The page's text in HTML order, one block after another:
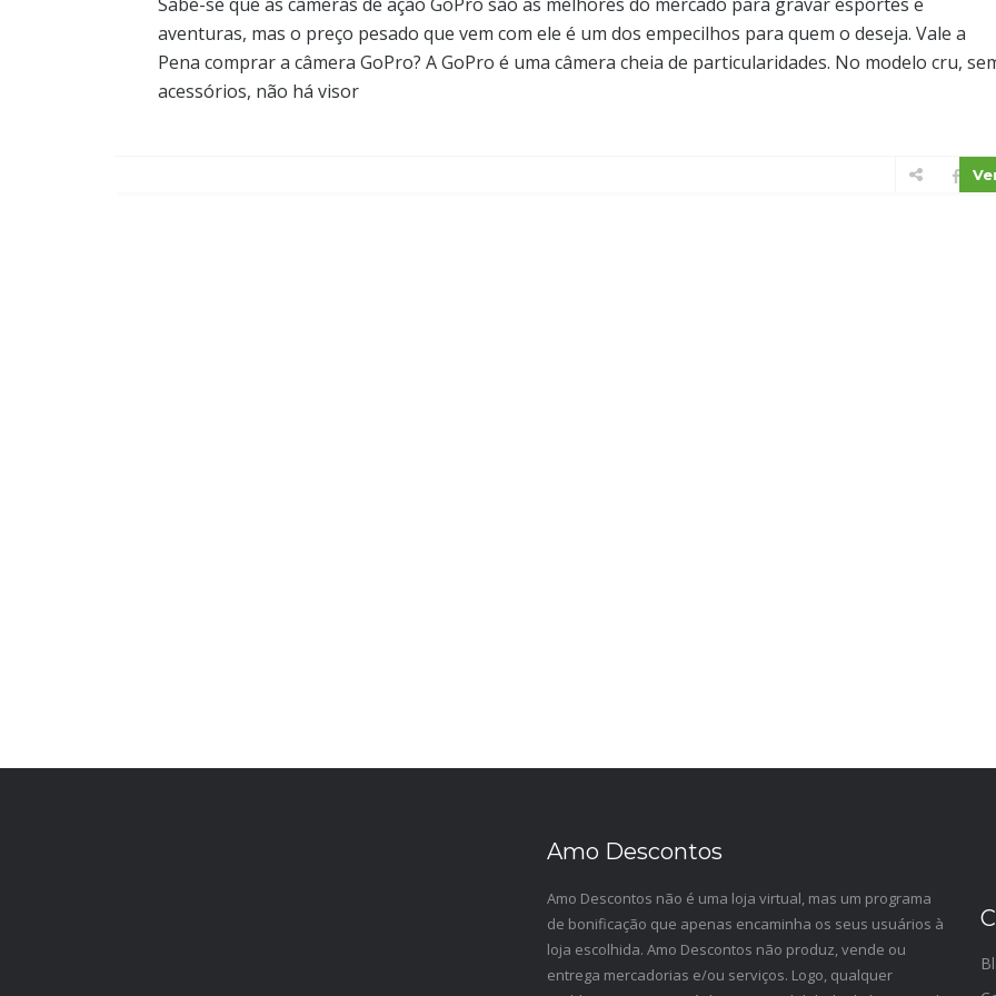
Sabe-se que as câmeras de ação GoPro são as melhores do mercado para gravar esportes e
aventuras, mas o preço pesado que vem com ele é um dos empecilhos para quem o deseja. Vale a
Pena comprar a câmera GoPro? A GoPro é uma câmera cheia de particularidades. No modelo cru,
acessórios, não há visor
Amo Descontos
Amo Descontos não é uma loja virtual, mas um programa
de bonificação que apenas encaminha os seus usuários à
loja escolhida. Amo Descontos não produz, vende ou
entrega mercadorias e/ou serviços. Logo, qualquer